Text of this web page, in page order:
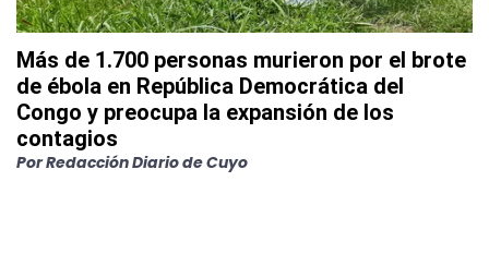
Más de 1.700 personas murieron por el brote
de ébola en República Democrática del
Congo y preocupa la expansión de los
contagios
PorRedacción Diario de Cuyo